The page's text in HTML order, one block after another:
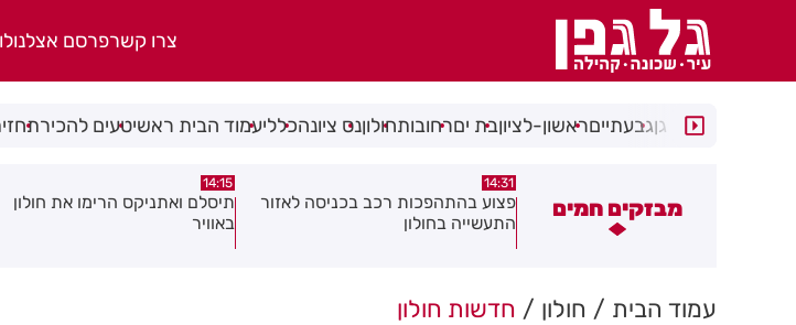
צרו קשרפרסם אצלנו
רמת גןגבעתייםראשון-לציוןבת יםרחובותחולוןנס ציונהכלליעמוד הבית ראשיטעים להכיר
מבזקים חמים
פצוע בהתהפכות רכב בכניסה לאזור
14:15
תיסלם ואתניקס הרימו את חולון
באוויר
13:05
פצוע בתאונת אופנוע במרכז חולון
עמוד הבית חולון חדשות חולון